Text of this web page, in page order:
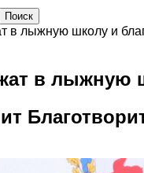
Поиск
в лыжную школу и
в лыжную